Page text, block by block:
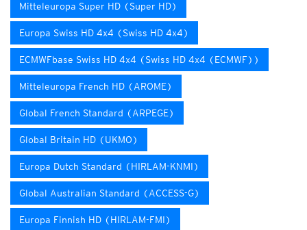
Mitteleuropa Super HD (Super HD)
Europa Swiss HD 4x4 (Swiss HD 4x4)
ECMWFbase Swiss HD 4x4 (Swiss HD 4x4 (ECMWF))
Mitteleuropa French HD (AROME)
Global French Standard (ARPEGE)
Global Britain HD (UKMO)
Europa Dutch Standard (HIRLAM-KNMI)
Global Australian Standard (ACCESS-G)
Europa Finnish HD (HIRLAM-FMI)